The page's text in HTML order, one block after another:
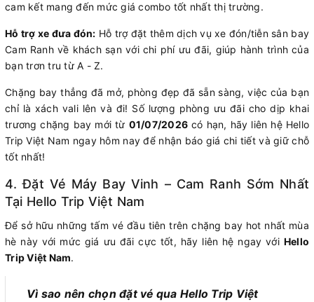
cam kết mang đến mức giá combo tốt nhất thị trường.
Hỗ trợ xe đưa đón: Hỗ trợ đặt thêm dịch vụ xe đón/tiễn sân bay
Cam Ranh về khách sạn với chi phí ưu đãi, giúp hành trình của
bạn trơn tru từ A - Z.
Chặng bay thẳng đã mở, phòng đẹp đã sẵn sàng, việc của bạn
chỉ là xách vali lên và đi! Số lượng phòng ưu đãi cho dịp khai
trương chặng bay mới từ 01/07/2026 có hạn, hãy liên hệ Hello
Trip Việt Nam ngay hôm nay để nhận báo giá chi tiết và giữ chỗ
tốt nhất!
4. Đặt Vé Máy Bay Vinh – Cam Ranh Sớm Nhất
Tại Hello Trip Việt Nam
Để sở hữu những tấm vé đầu tiên trên chặng bay hot nhất mùa
hè này với mức giá ưu đãi cực tốt, hãy liên hệ ngay với Hello
Trip Việt Nam.
Vì sao nên chọn đặt vé qua Hello Trip Việt